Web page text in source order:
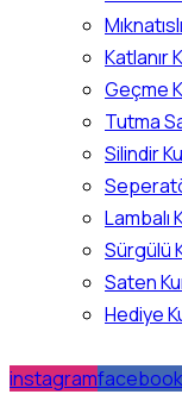
Katlanır
Geçme
Tutma
Silindir
Lambalı
Sürgülü
Saten
Hediye
instagramfacebook